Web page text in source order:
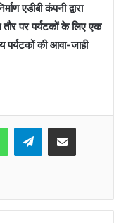
एडीबी कंपनी द्वारा
पर पर्यटकों के लिए एक
पर्यटकों की आवा-जाही
WhatsAppTelegramShare via Email